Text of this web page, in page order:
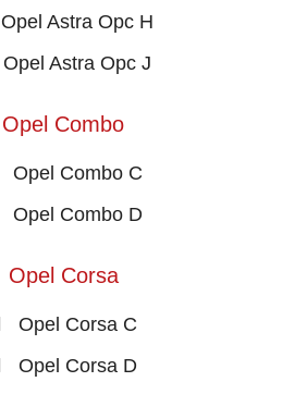
Opel Astra Opc H
Opel Astra Opc J
Opel Combo
Opel Combo C
Opel Combo D
Opel Corsa
Opel Corsa C
Opel Corsa D